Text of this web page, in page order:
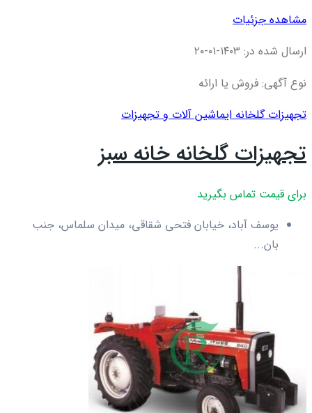
مشاهده جزئیات
ارسال شده در: ۱۴۰۳-۰۱-۲۰
نوع آگهی: فروش یا ارائه
تجهیزات گلخانه ایماشین آلات و تجهیزات
تجهیزات گلخانه خانه سبز
برای قیمت تماس بگیرید
یوسف آباد، خیابان فتحی شقاقی، میدان سلماس، جنب
بان...